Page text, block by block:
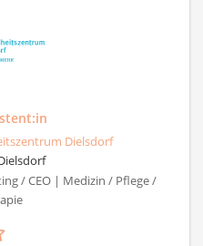
Dielsdorf
/ CEO | Medizin / Pflege /